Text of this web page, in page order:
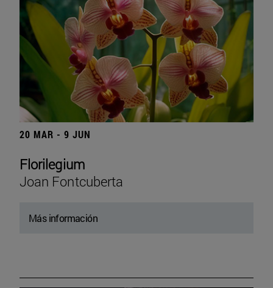
20 MAR - 9 JUN
Florilegium
Joan Fontcuberta
Más información